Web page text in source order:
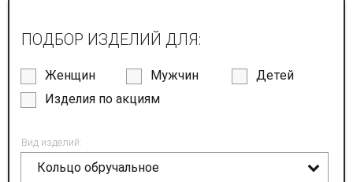
ПОДБОР ИЗДЕЛИЙ ДЛЯ:
Женщин Мужчин
Детей
Изделия по акциям
Вид изделий:
Кольцо обручальное